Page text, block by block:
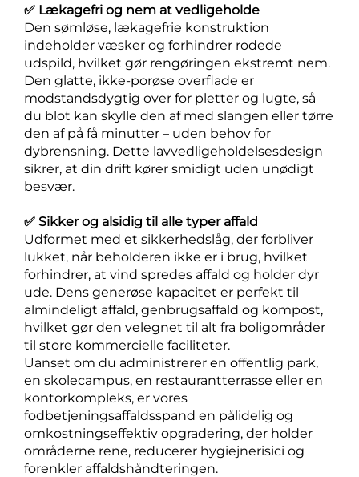
✅ Lækagefri og nem at vedligeholde
Den sømløse, lækagefrie konstruktion
indeholder væsker og forhindrer rodede
udspild, hvilket gør rengøringen ekstremt nem.
Den glatte, ikke-porøse overflade er
modstandsdygtig over for pletter og lugte, så
du blot kan skylle den af med slangen eller tørre
den af på få minutter – uden behov for
dybrensning. Dette lavvedligeholdelsesdesign
sikrer, at din drift kører smidigt uden unødigt
besvær.
✅ Sikker og alsidig til alle typer affald
Udformet med et sikkerhedslåg, der forbliver
lukket, når beholderen ikke er i brug, hvilket
forhindrer, at vind spredes affald og holder dyr
ude. Dens generøse kapacitet er perfekt til
almindeligt affald, genbrugsaffald og kompost,
hvilket gør den velegnet til alt fra boligområder
til store kommercielle faciliteter.
Uanset om du administrerer en offentlig park,
en skolecampus, en restaurantterrasse eller en
kontorkompleks, er vores
fodbetjeningsaffaldsspand en pålidelig og
omkostningseffektiv opgradering, der holder
områderne rene, reducerer hygiejnerisici og
forenkler affaldshåndteringen.